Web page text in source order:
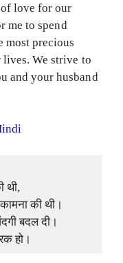
love for our
me to spend
most precious
lives. We strive to
and your husband
थी,
की थी।
बदल दी।
हो।